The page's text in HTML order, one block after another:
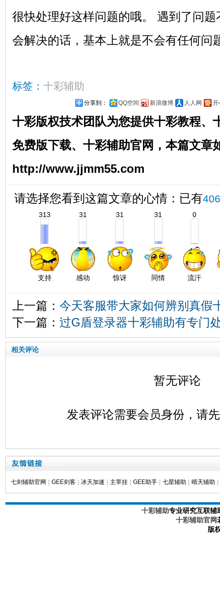
很快处理好这样问题的哦。 遇到了问
会解决的话，基本上就是不会有任何问
标签： 十彩辅助
分享到： QQ空间 新浪微博 人人网 开
十彩版权技术团队为您提供十彩教程、
免费版下载、 十彩辅助官网 ，本篇文章
http://www.jjmm55.com
请选择您看到这篇文章的心情：已有406
313
支持
31
感动
31
惊讶
31
同情
0
流汗
上一篇： 今天客服带大家如何辨别真假
下一篇： 过G盾登录器十彩辅助有专门
相关评论
暂无评论
发表评论需要会员身份，请
七剑辅助官网 GEE剑客 冰天加速 主宰挂 GEE助手 七星辅助 晴天辅助
十彩辅助专业研究互联辅
十彩辅助官网
版